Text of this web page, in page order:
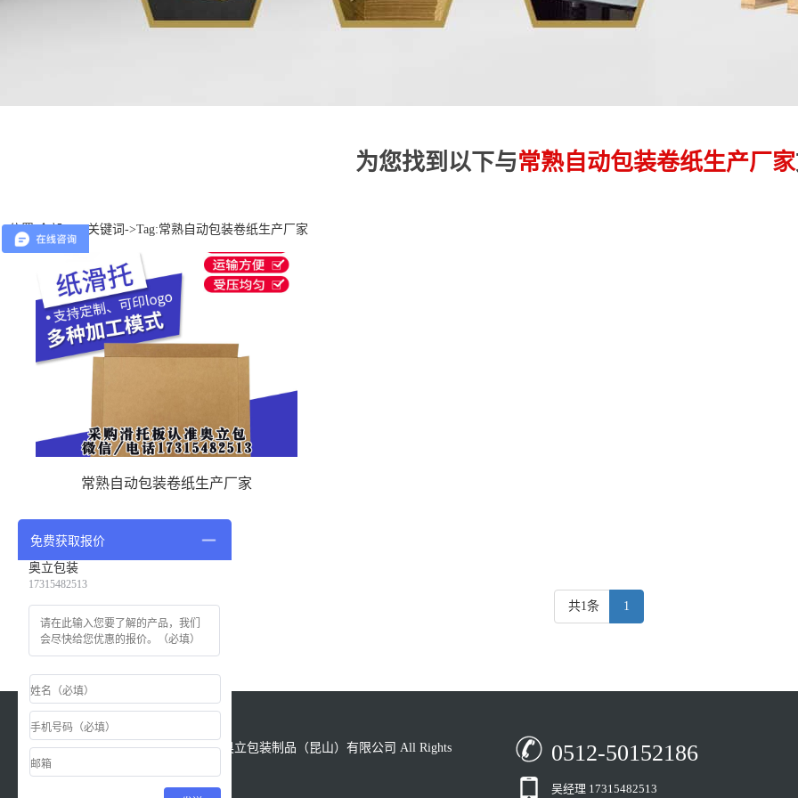
为您找到以下与常熟自动包装卷纸生产厂家
位置: 全部TAG关键词 ->Tag:常熟自动包装卷纸生产厂家
常熟自动包装卷纸生产厂家
共1条 1
版权所有：Copyright &copy; 2021 奥立包装制品（昆山）有限公司 All Rights
Reserved.
0512-50152186
吴经理 17315482513
免费获取报价
奥立包装
17315482513